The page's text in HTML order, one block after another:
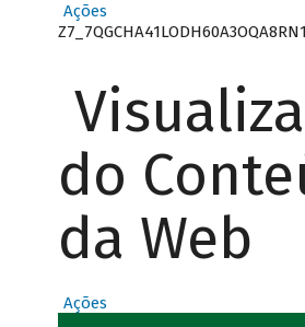
Ações
do
da Web
Ações